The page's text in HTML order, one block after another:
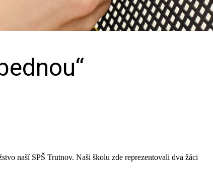
naší SPŠ Trutnov. Naši školu zde reprezentovali dva žáci